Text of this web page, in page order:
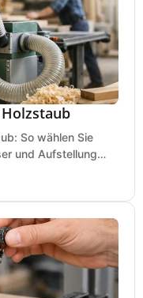
So wählen Sie
und Aufstellung